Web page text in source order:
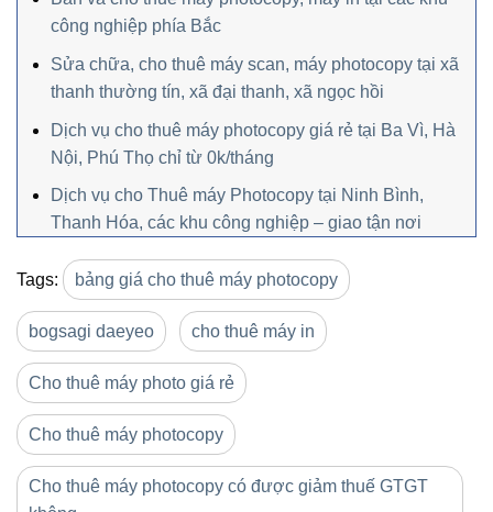
công nghiệp phía Bắc
Sửa chữa, cho thuê máy scan, máy photocopy tại xã
thanh thường tín, xã đại thanh, xã ngọc hồi
Dịch vụ cho thuê máy photocopy giá rẻ tại Ba Vì, Hà
Nội, Phú Thọ chỉ từ 0k/tháng
Dịch vụ cho Thuê máy Photocopy tại Ninh Bình,
Thanh Hóa, các khu công nghiệp – giao tận nơi
Tags: bảng giá cho thuê máy photocopy
bogsagi daeyeo cho thuê máy in
Cho thuê máy photo giá rẻ
Cho thuê máy photocopy
Cho thuê máy photocopy có được giảm thuế GTGT